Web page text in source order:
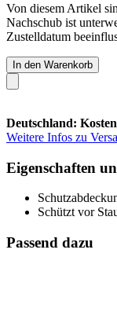
Von diesem Artikel
Nachschub ist
Zustelldatum
In den Warenkorb
Deutschland:
Weitere Infos zu
Eigenschaften
Schützt vor
Passend dazu